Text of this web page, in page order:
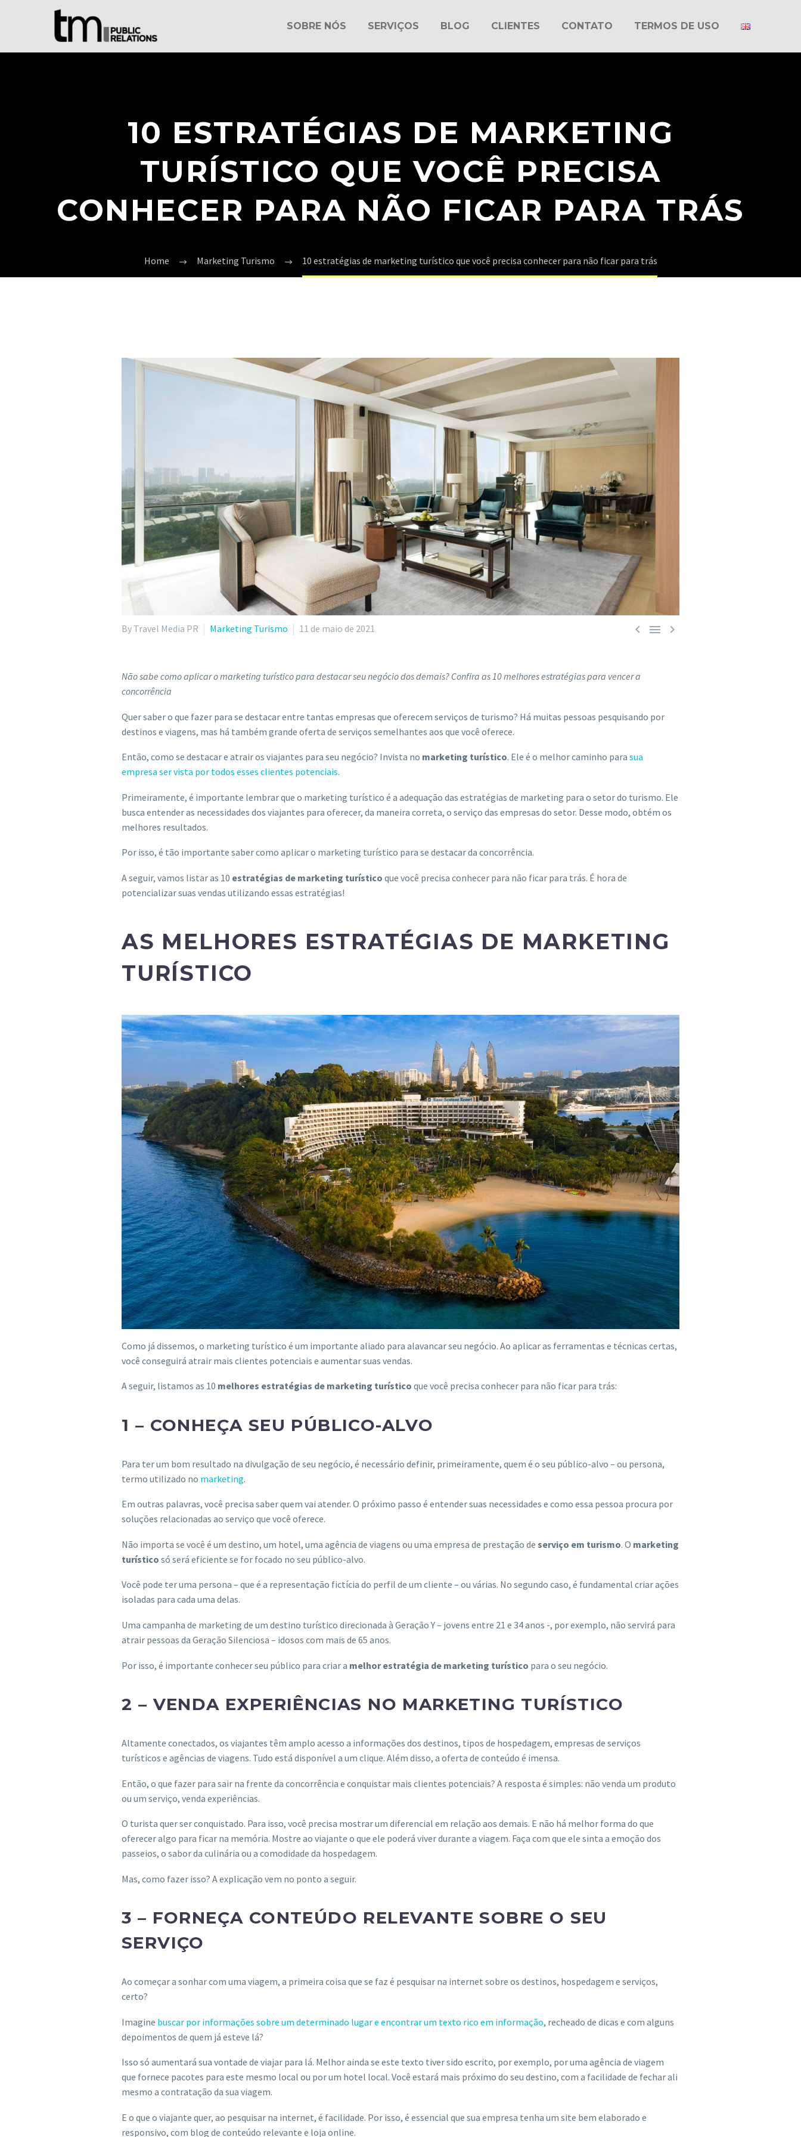
SOBRE NÓS SERVIÇOS BLOG CLIENTES CONTATO TERMOS DE USO
10 ESTRATÉGIAS DE MARKETING
TURÍSTICO QUE VOCÊ PRECISA
CONHECER PARA NÃO FICAR PARA TRÁS
Home Marketing Turismo 10 estratégias de marketing turístico que você precisa conhecer para não ficar para trás
  
By Travel Media PR Marketing Turismo 11 de maio de 2021
Não sabe como aplicar o marketing turístico para destacar seu negócio dos demais? Confira as 10 melhores estratégias para vencer a
concorrência
Quer saber o que fazer para se destacar entre tantas empresas que oferecem serviços de turismo? Há muitas pessoas pesquisando por
destinos e viagens, mas há também grande oferta de serviços semelhantes aos que você oferece.
Então, como se destacar e atrair os viajantes para seu negócio? Invista no marketing turístico. Ele é o melhor caminho para sua
empresa ser vista por todos esses clientes potenciais.
Primeiramente, é importante lembrar que o marketing turístico é a adequação das estratégias de marketing para o setor do turismo. Ele
busca entender as necessidades dos viajantes para oferecer, da maneira correta, o serviço das empresas do setor. Desse modo, obtém os
melhores resultados.
Por isso, é tão importante saber como aplicar o marketing turístico para se destacar da concorrência.
A seguir, vamos listar as 10 estratégias de marketing turístico que você precisa conhecer para não ficar para trás. É hora de
potencializar suas vendas utilizando essas estratégias!
AS MELHORES ESTRATÉGIAS DE MARKETING
TURÍSTICO
Como já dissemos, o marketing turístico é um importante aliado para alavancar seu negócio. Ao aplicar as ferramentas e técnicas certas,
você conseguirá atrair mais clientes potenciais e aumentar suas vendas.
A seguir, listamos as 10 melhores estratégias de marketing turístico que você precisa conhecer para não ficar para trás:
1 – CONHEÇA SEU PÚBLICO-ALVO
Para ter um bom resultado na divulgação de seu negócio, é necessário definir, primeiramente, quem é o seu público-alvo – ou persona,
termo utilizado no marketing.
Em outras palavras, você precisa saber quem vai atender. O próximo passo é entender suas necessidades e como essa pessoa procura por
soluções relacionadas ao serviço que você oferece.
Não importa se você é um destino, um hotel, uma agência de viagens ou uma empresa de prestação de serviço em turismo. O marketing
turístico só será eficiente se for focado no seu público-alvo.
Você pode ter uma persona – que é a representação fictícia do perfil de um cliente – ou várias. No segundo caso, é fundamental criar ações
isoladas para cada uma delas.
Uma campanha de marketing de um destino turístico direcionada à Geração Y – jovens entre 21 e 34 anos -, por exemplo, não servirá para
atrair pessoas da Geração Silenciosa – idosos com mais de 65 anos.
Por isso, é importante conhecer seu público para criar a melhor estratégia de marketing turístico para o seu negócio.
2 – VENDA EXPERIÊNCIAS NO MARKETING TURÍSTICO
Altamente conectados, os viajantes têm amplo acesso a informações dos destinos, tipos de hospedagem, empresas de serviços
turísticos e agências de viagens. Tudo está disponível a um clique. Além disso, a oferta de conteúdo é imensa.
Então, o que fazer para sair na frente da concorrência e conquistar mais clientes potenciais? A resposta é simples: não venda um produto
ou um serviço, venda experiências.
O turista quer ser conquistado. Para isso, você precisa mostrar um diferencial em relação aos demais. E não há melhor forma do que
oferecer algo para ficar na memória. Mostre ao viajante o que ele poderá viver durante a viagem. Faça com que ele sinta a emoção dos
passeios, o sabor da culinária ou a comodidade da hospedagem.
Mas, como fazer isso? A explicação vem no ponto a seguir.
3 – FORNEÇA CONTEÚDO RELEVANTE SOBRE O SEU
SERVIÇO
Ao começar a sonhar com uma viagem, a primeira coisa que se faz é pesquisar na internet sobre os destinos, hospedagem e serviços,
certo?
Imagine buscar por informações sobre um determinado lugar e encontrar um texto rico em informação, recheado de dicas e com alguns
depoimentos de quem já esteve lá?
Isso só aumentará sua vontade de viajar para lá. Melhor ainda se este texto tiver sido escrito, por exemplo, por uma agência de viagem
que fornece pacotes para este mesmo local ou por um hotel local. Você estará mais próximo do seu destino, com a facilidade de fechar ali
mesmo a contratação da sua viagem.
E o que o viajante quer, ao pesquisar na internet, é facilidade. Por isso, é essencial que sua empresa tenha um site bem elaborado e
responsivo, com blog de conteúdo relevante e loja online.